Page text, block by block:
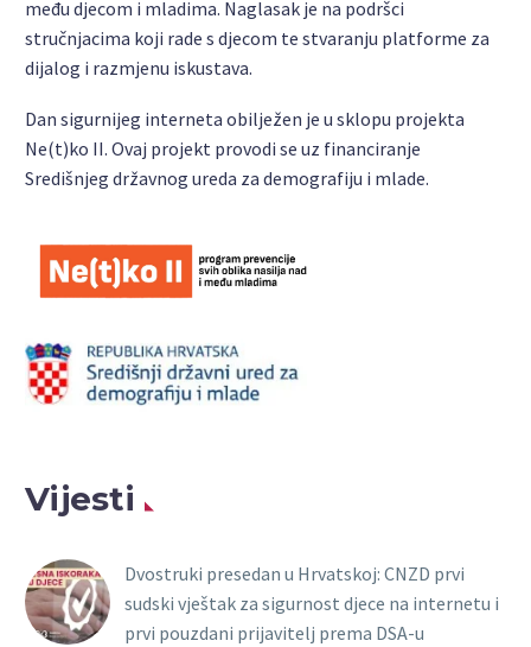
među djecom i mladima. Naglasak je na podršci
stručnjacima koji rade s djecom te stvaranju platforme za
dijalog i razmjenu iskustava.
Dan sigurnijeg interneta obilježen je u sklopu projekta
Ne(t)ko II. Ovaj projekt provodi se uz financiranje
Središnjeg državnog ureda za demografiju i mlade.
Vijesti
Dvostruki presedan u Hrvatskoj: CNZD prvi
sudski vještak za sigurnost djece na internetu i
prvi pouzdani prijavitelj prema DSA-u